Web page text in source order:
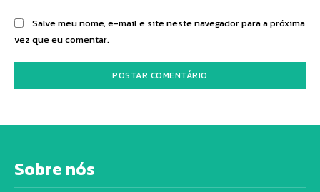
Salve meu nome, e-mail e site neste navegador para a próxima
vez que eu comentar.
Sobre nós